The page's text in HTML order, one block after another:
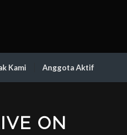
Kami Anggota Aktif
ON